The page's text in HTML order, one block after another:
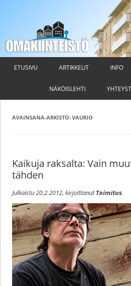
Taloyhtiön hallituksen ja isännöitsijän
Siirry
ETUSIVU ARTIKKELIT INFO
NÄKÖISLEHTI
AVAINSANA-ARKISTO: VAURIO
Kaikuja raksalta: Vain
tähden
Julkaistu20.2.2012, kirjoittanutToimitus.